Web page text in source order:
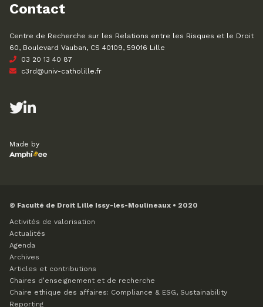
Contact
Centre de Recherche sur les Relations entre les Risques et le Droit
60, Boulevard Vauban, CS 40109, 59016 Lille
03 20 13 40 87
c3rd@univ-catholille.fr
Made by
© Faculté de Droit Lille Issy-les-Moulineaux • 2020
Activités de valorisation
Actualités
Agenda
Archives
Articles et contributions
Chaires d’enseignement et de recherche
Chaire ethique des affaires: Compliance & ESG, Sustainability
Reporting